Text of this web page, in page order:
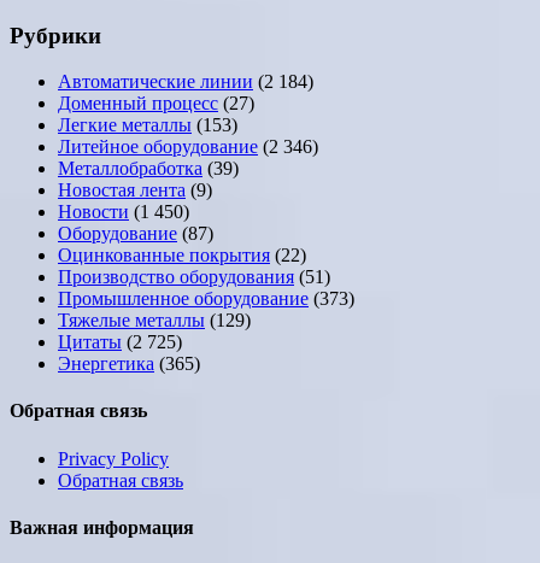
Рубрики
Автоматические линии (2 184)
Доменный процесс (27)
Легкие металлы (153)
Литейное оборудование (2 346)
Металлобработка (39)
Новостая лента (9)
Новости (1 450)
Оборудование (87)
Оцинкованные покрытия (22)
Производство оборудования (51)
Промышленное оборудование (373)
Тяжелые металлы (129)
Цитаты (2 725)
Энергетика (365)
Обратная связь
Privacy Policy
Обратная связь
Важная информация